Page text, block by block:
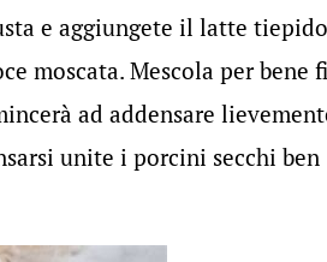
e aggiungete il latte
moscata. Mescola per bene
ad addensare
unite i porcini secchi ben